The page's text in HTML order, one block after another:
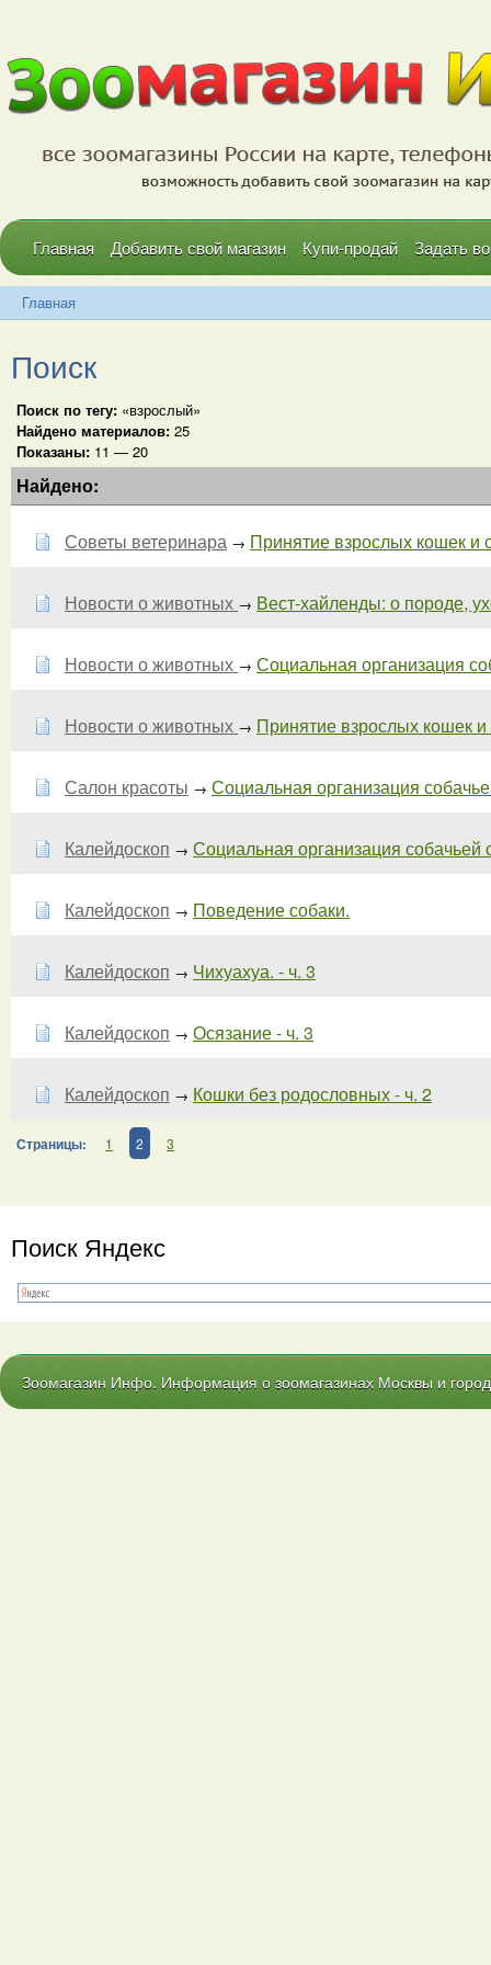
Главная Добавить свой магазин Купи-продай Задать
Главная
Поиск
Поиск по тегу: «взрослый»
Найдено материалов: 25
Показаны: 11 — 20
Найдено:
Советы ветеринара → Принятие взрослых кошек и
Новости о животных → Вест-хайленды: о породе,
Новости о животных → Социальная организация
Новости о животных → Принятие взрослых кошек и
Салон красоты → Социальная организация
Калейдоскоп → Социальная организация собачьей
Калейдоскоп → Поведение собаки.
Калейдоскоп → Чихуахуа. - ч. 3
Калейдоскоп → Осязание - ч. 3
Калейдоскоп → Кошки без родословных - ч. 2
Страницы: 1 2 3
Поиск Яндекс
Зоомагазин Инфо. Информация о зоомагазинах Москвы и